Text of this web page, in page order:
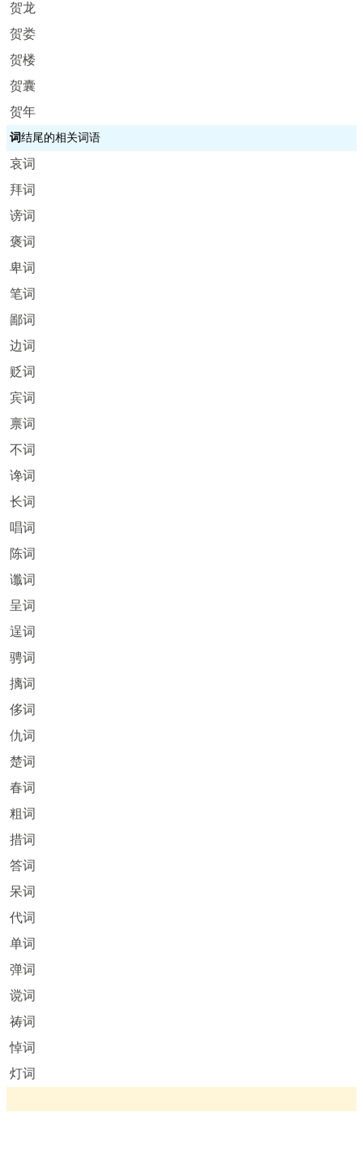
贺龙
贺娄
贺楼
贺囊
贺年
词结尾的相关词语
哀词
拜词
谤词
褒词
卑词
笔词
鄙词
边词
贬词
宾词
禀词
不词
谗词
长词
唱词
陈词
谶词
呈词
逞词
骋词
摛词
侈词
仇词
楚词
春词
粗词
措词
答词
呆词
代词
单词
弹词
谠词
祷词
悼词
灯词